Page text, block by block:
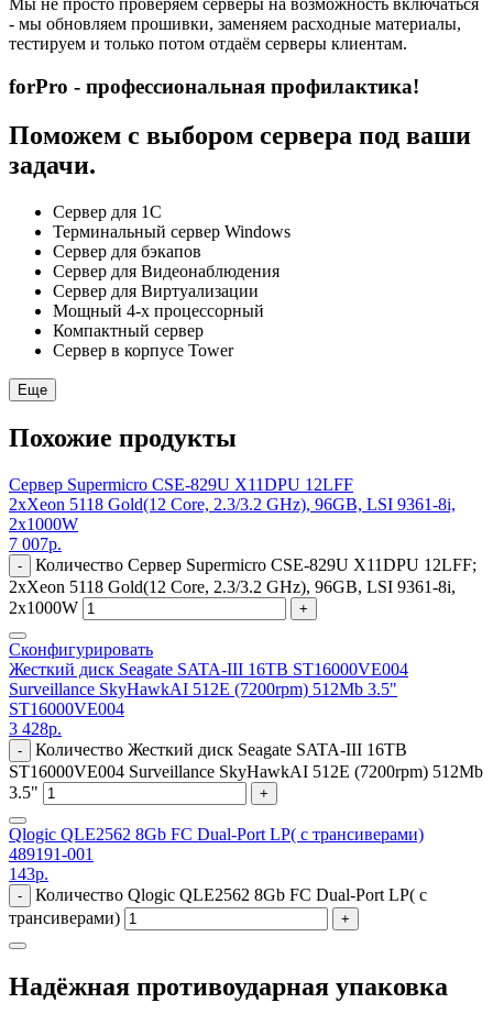
Мы не просто проверяем серверы на возможность включаться
- мы обновляем прошивки, заменяем расходные материалы,
тестируем и только потом отдаём серверы клиентам.
forPro - профессиональная профилактика!
Поможем с выбором сервера под ваши
задачи.
Сервер для 1С
Терминальный сервер Windows
Сервер для бэкапов
Сервер для Видеонаблюдения
Сервер для Виртуализации
Мощный 4-х процессорный
Компактный сервер
Сервер в корпусе Tower
Еще
Похожие продукты
Сервер Supermicro CSE-829U X11DPU 12LFF
2xXeon 5118 Gold(12 Core, 2.3/3.2 GHz), 96GB, LSI 9361-8i,
2x1000W
7 007р.
-
Количество Сервер Supermicro CSE-829U X11DPU 12LFF;
2xXeon 5118 Gold(12 Core, 2.3/3.2 GHz), 96GB, LSI 9361-8i,
2x1000W
+
Сконфигурировать
Жесткий диск Seagate SATA-III 16TB ST16000VE004
Surveillance SkyHawkAI 512E (7200rpm) 512Mb 3.5"
ST16000VE004
3 428р.
-
Количество Жесткий диск Seagate SATA-III 16TB
ST16000VE004 Surveillance SkyHawkAI 512E (7200rpm) 512Mb
3.5"
+
Qlogic QLE2562 8Gb FC Dual-Port LP( с трансиверами)
489191-001
143р.
-
Количество Qlogic QLE2562 8Gb FC Dual-Port LP( с
трансиверами)
+
Надёжная противоударная упаковка